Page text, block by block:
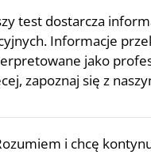
zasad.
test dostarcza
Informacje
jako
zapoznaj się z
i chcę